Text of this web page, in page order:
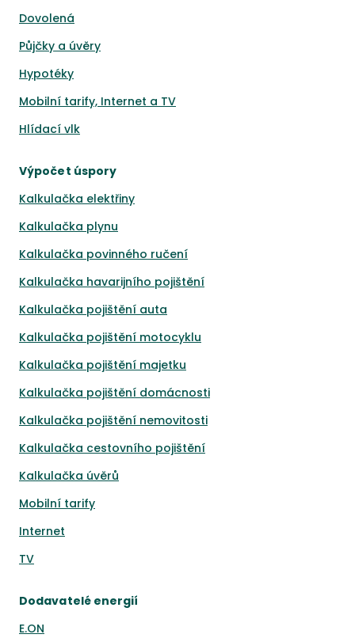
Dovolená
Půjčky a úvěry
Hypotéky
Mobilní tarify, Internet a TV
Hlídací vlk
Výpočet úspory
Kalkulačka elektřiny
Kalkulačka plynu
Kalkulačka povinného ručení
Kalkulačka havarijního pojištění
Kalkulačka pojištění auta
Kalkulačka pojištění motocyklu
Kalkulačka pojištění majetku
Kalkulačka pojištění domácnosti
Kalkulačka pojištění nemovitosti
Kalkulačka cestovního pojištění
Kalkulačka úvěrů
Mobilní tarify
Internet
TV
Dodavatelé energií
E.ON